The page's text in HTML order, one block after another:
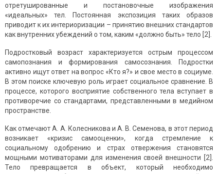
отретушированные и постановочные изображения
«идеальных» тел. Постоянная экспозиция таких образов
приводит к их интериоризации – принятию внешних стандартов
как внутренних убеждений о том, каким «должно быть» тело [2].
Подростковый возраст характеризуется острым процессом
самопознания и формирования самосознания. Подростки
активно ищут ответ на вопрос «Кто я?» и свое место в социуме.
В этом поиске ключевую роль играет социальное сравнение. В
процессе, которого восприятие собственного тела вступает в
противоречие со стандартами, представленными в медийном
пространстве.
Как отмечают А. А. Колесникова и А. В. Семенова, в этот период
возникает «кризис самооценки», когда стремление к
социальному одобрению и страх отвержения становятся
мощными мотиваторами для изменения своей внешности [2].
Тело превращается в объект, который необходимо